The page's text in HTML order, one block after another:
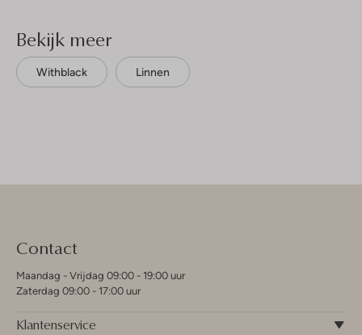
Bekijk meer
Withblack Linnen
Contact
Maandag - Vrijdag 09:00 - 19:00 uur
Zaterdag 09:00 - 17:00 uur
Klantenservice